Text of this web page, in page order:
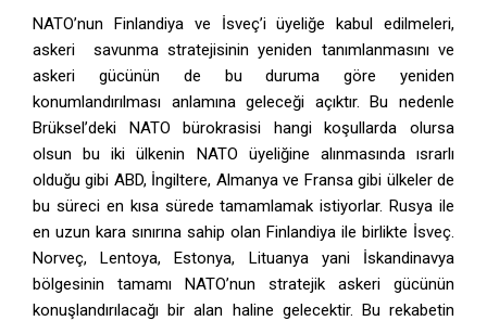
NATO’nun Finlandiya ve İsveç’i üyeliğe kabul edilmeleri,
askeri savunma stratejisinin yeniden tanımlanmasını ve
askeri gücünün de bu duruma göre yeniden
konumlandırılması anlamına geleceği açıktır. Bu nedenle
Brüksel’deki NATO bürokrasisi hangi koşullarda olursa
olsun bu iki ülkenin NATO üyeliğine alınmasında ısrarlı
olduğu gibi ABD, İngiltere, Almanya ve Fransa gibi ülkeler de
bu süreci en kısa sürede tamamlamak istiyorlar. Rusya ile
en uzun kara sınırına sahip olan Finlandiya ile birlikte İsveç.
Norveç, Lentoya, Estonya, Lituanya yani İskandinavya
bölgesinin tamamı NATO’nun stratejik askeri gücünün
konuşlandırılacağı bir alan haline gelecektir. Bu rekabetin